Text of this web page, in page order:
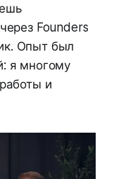
Founders
Опыт был
я многому
и